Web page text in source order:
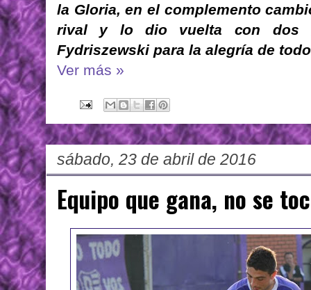
la Gloria, en el complemento
rival y lo dio vuelta con dos
Fydriszewski para la alegría de
Ver más »
sábado, 23 de abril de 2016
Equipo que gana, no se